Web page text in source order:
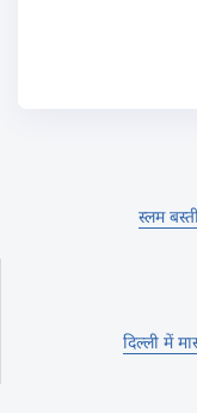
स्लम
दिल्ली में